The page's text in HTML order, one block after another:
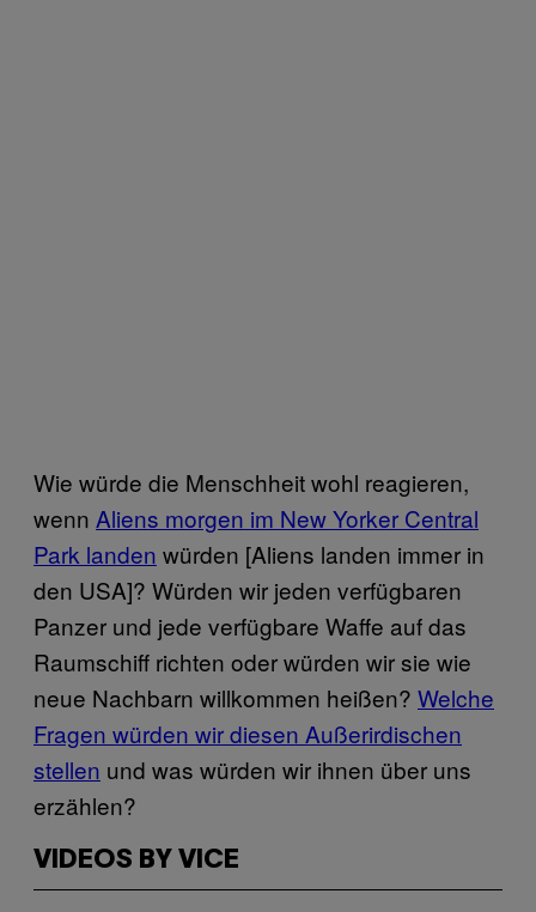
Wie würde die Menschheit wohl reagieren,
wenn Aliens morgen im New Yorker Central
Park landen würden [Aliens landen immer in
den USA]? Würden wir jeden verfügbaren
Panzer und jede verfügbare Waffe auf das
Raumschiff richten oder würden wir sie wie
neue Nachbarn willkommen heißen? Welche
Fragen würden wir diesen Außerirdischen
stellen und was würden wir ihnen über uns
erzählen?
VIDEOS BY VICE